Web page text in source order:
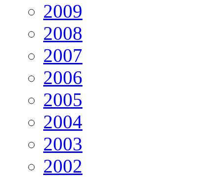
2009
2008
2007
2006
2005
2004
2003
2002